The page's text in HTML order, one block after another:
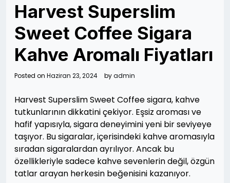
Harvest Superslim
Sweet Coffee Sigara
Kahve Aromalı Fiyatları
Posted on Haziran 23, 2024 byadmin
Harvest Superslim Sweet Coffee sigara, kahve
tutkunlarının dikkatini çekiyor. Eşsiz aroması ve
hafif yapısıyla, sigara deneyimini yeni bir seviyeye
taşıyor. Bu sigaralar, içerisindeki kahve aromasıyla
sıradan sigaralardan ayrılıyor. Ancak bu
özellikleriyle sadece kahve sevenlerin değil, özgün
tatlar arayan herkesin beğenisini kazanıyor.